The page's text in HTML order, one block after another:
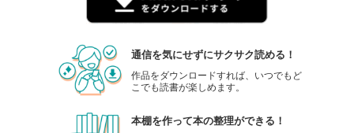
通信を気にせずにサクサク読める！
作品をダウンロードすれば、いつでもど
こでも読書が楽しめます。
本棚を作って本の整理ができる！